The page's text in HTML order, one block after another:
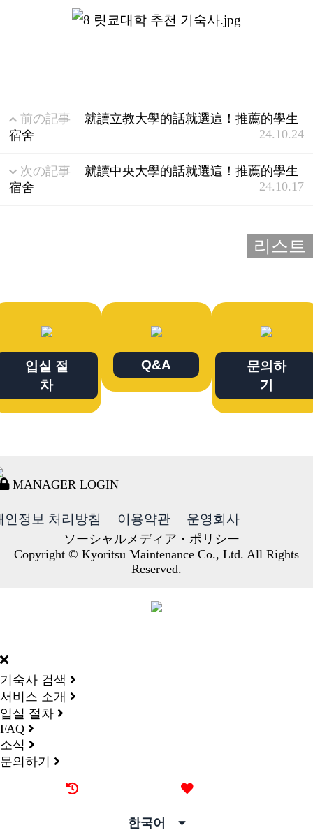
前の記事
就讀立教大學的話就選這！推薦的學生
宿舍
24.10.24
次の記事
就讀中央大學的話就選這！推薦的學生
宿舍
24.10.17
리스트
입실 절
차
Q&A
문의하
기
MANAGER LOGIN
인정보 처리방침 이용약관 운영회사
ソーシャルメディア・ポリシー
Copyright © Kyoritsu Maintenance Co., Ltd. All Rights
Reserved.
기숙사 검색
서비스 소개
입실 절차
FAQ
소식
문의하기
한국어